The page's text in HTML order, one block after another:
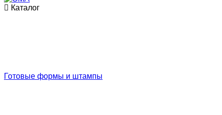
Каталог
Готовые формы и штампы